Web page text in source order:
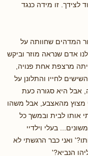
לצידך. זו מידה כנגד
המדהים שחוותה על
אדם שנראה מוזר וביקש
מרצפת אחת פנויה,
לחייו והתלונן על
אבל היא סגורה כעת
מצוץ מהאצבע, אבל משהו
אותו לבית ובמשך כל
בעלי וילדיי
ואני כבר הרגשתי לא
הנביא?'